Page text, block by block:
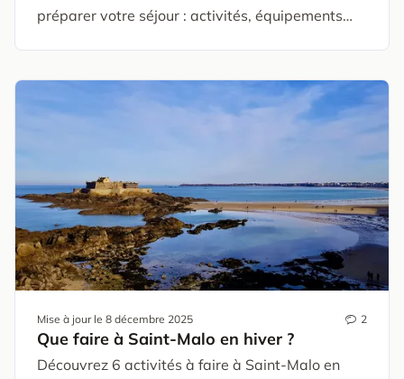
préparer votre séjour : activités, équipements…
Mise à jour le 8 décembre 2025 2
Que faire à Saint-Malo en hiver ?
Découvrez 6 activités à faire à Saint-Malo en